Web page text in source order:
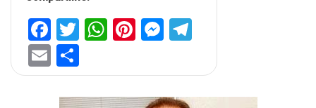
Facebook
Twitter
WhatsApp
Pinterest
Messenger
Email